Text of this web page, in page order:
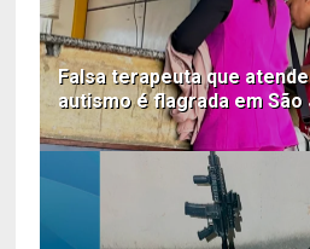
Falsa terapeuta que
autismo é flagrada em